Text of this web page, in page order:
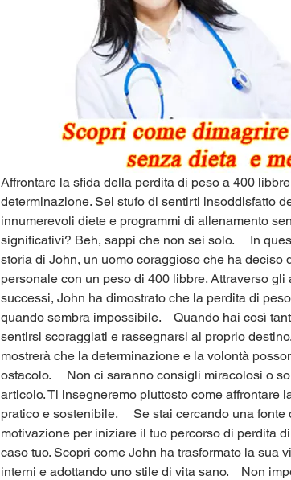
Affrontare la sfida della perdita di peso a 400
determinazione. Sei stufo di sentirti insoddisfatto
innumerevoli diete e programmi di allenamento
significativi? Beh, sappi che non sei solo.     In
storia di John, un uomo coraggioso che ha deciso
personale con un peso di 400 libbre. Attraverso gli
successi, John ha dimostrato che la perdita di
quando sembra impossibile.    Quando hai così
sentirsi scoraggiati e rassegnarsi al proprio
mostrerà che la determinazione e la volontà
ostacolo.     Non ci saranno consigli miracolosi o
articolo. Ti insegneremo piuttosto come affrontare
pratico e sostenibile.     Se stai cercando una
motivazione per iniziare il tuo percorso di perdita
caso tuo. Scopri come John ha trasformato la sua
interni e adottando uno stile di vita sano.    Non